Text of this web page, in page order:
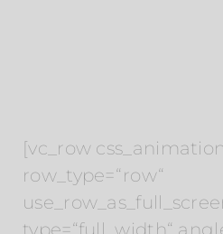
[vc_row
row_type=“row“
type=“full_width“